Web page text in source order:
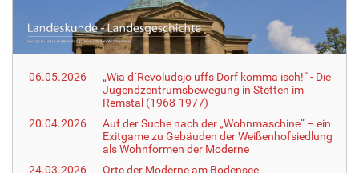
:
06.05.2026
„Wia d´Revoludsjo uffs Dorf komma isch!“ - Die
Jugendzentrumsbewegung in Stetten im
Remstal (1968-1977)
20.04.2026
Auf der Suche nach der „Wohnmaschine“ – ein
Exitgame zu Gebäuden der Weißenhofsiedlung
als Wohnformen der Moderne
24.03.2026
Orte der Moderne am Bodensee